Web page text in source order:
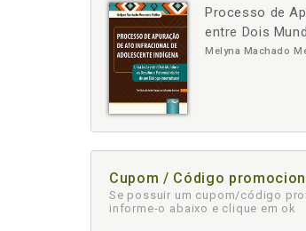
Processo de
entre Dois
Melyna Machado
Cupom / Código
Se possuir um cupom/código
informe-o abaixo e clique em ok